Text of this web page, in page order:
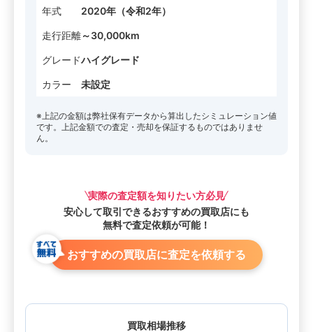
年式 2020年（令和2年）
走行距離～30,000km
グレードハイグレード
カラー 未設定
※上記の金額は弊社保有データから算出したシミュレーション値
です。上記金額での査定・売却を保証するものではありませ
ん。
実際の査定額を知りたい方必見
安心して取引できるおすすめの買取店にも
無料で査定依頼が可能！
おすすめの買取店に査定を依頼する
買取相場推移